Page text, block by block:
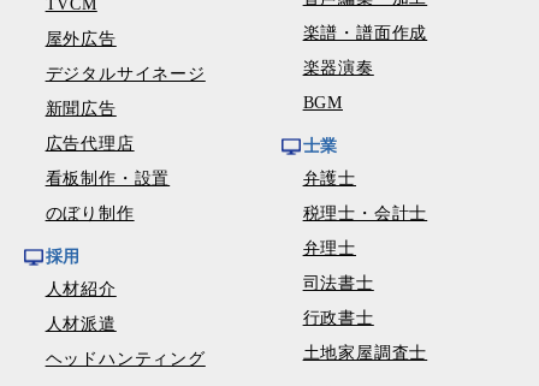
TVCM
屋外広告
デジタルサイネージ
新聞広告
広告代理店
看板制作・設置
のぼり制作
採用
人材紹介
人材派遣
ヘッドハンティング
楽譜・譜面作成
楽器演奏
BGM
士業
弁護士
税理士・会計士
弁理士
司法書士
行政書士
土地家屋調査士